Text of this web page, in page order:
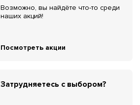
Возможно, вы найдёте что-то среди
наших акций!
Посмотреть акции
Затрудняетесь с выбором?